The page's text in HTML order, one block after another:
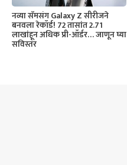
नव्या सॅमसंग Galaxy Z सीरीजने
बनवला रेकॉर्ड! 72 तासांत 2.71
लाखांहून अधिक प्री-ऑर्डर… जाणून घ्या
सविस्तर